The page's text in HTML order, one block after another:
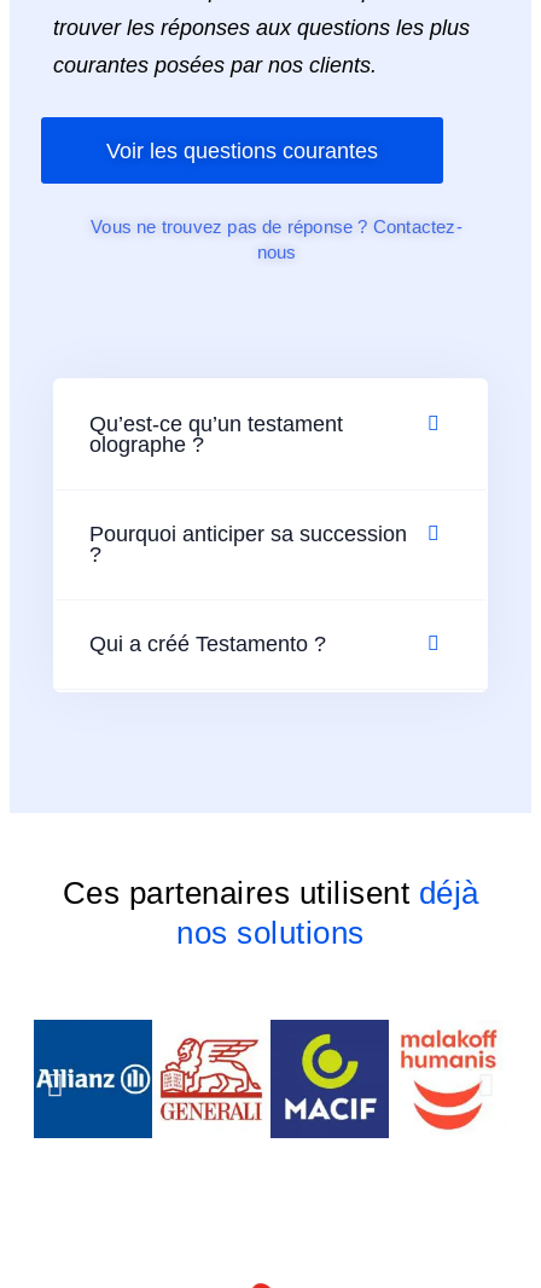
trouver les réponses aux questions les plus
courantes posées par nos clients.
Voir les questions courantes
Vous ne trouvez pas de réponse ? Contactez-
nous
Qu’est-ce qu’un testament
olographe ?
Pourquoi anticiper sa succession
?
Qui a créé Testamento ?
Ces partenaires utilisent déjà
nos solutions